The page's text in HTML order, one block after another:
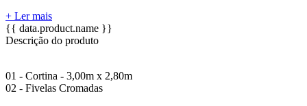
+ Ler mais
{{ data.product.name }}
Descrição do produto
01 - Cortina - 3,00m x 2,80m
02 - Fivelas Cromadas